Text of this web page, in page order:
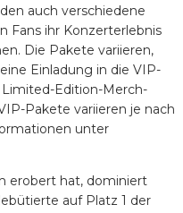
auch verschiedene
Fans ihr Konzerterlebnis
Die Pakete variieren,
Einladung in die VIP-
Edition-Merch-
Pakete variieren je nach
unter
erobert hat, dominiert
auf Platz 1 der